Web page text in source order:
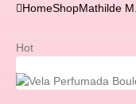
HomeShopMathilde M.
Hot